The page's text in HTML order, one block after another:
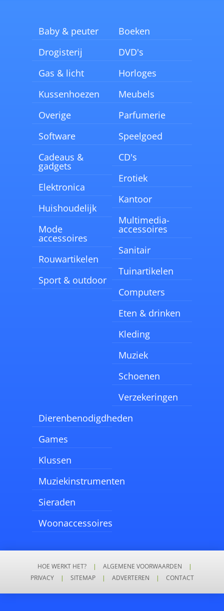
Baby & peuter
Drogisterij
Gas & licht
Kussenhoezen
Overige
Software
Boeken
DVD's
Horloges
Meubels
Parfumerie
Speelgoed
Cadeaus &
gadgets
Elektronica
Huishoudelijk
Mode
accessoires
Rouwartikelen
Sport & outdoor
CD's
Erotiek
Kantoor
Multimedia-
accessoires
Sanitair
Tuinartikelen
Computers
Eten & drinken
Kleding
Muziek
Schoenen
Verzekeringen
Dierenbenodigdheden
Games
Klussen
Muziekinstrumenten
Sieraden
Woonaccessoires
HOE WERKT HET? | ALGEMENE VOORWAARDEN
|
PRIVACY
| SITEMAP | ADVERTEREN | CONTACT